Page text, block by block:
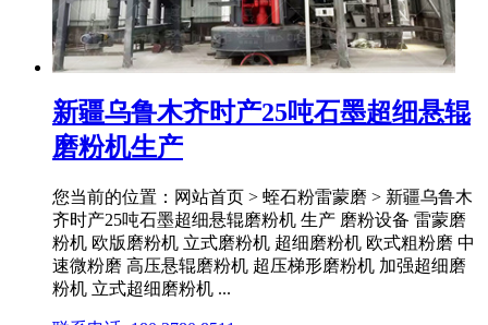
新疆乌鲁木齐时产25吨石墨超细悬辊
磨粉机生产
您当前的位置：网站首页 > 蛭石粉雷蒙磨 > 新疆乌鲁木
齐时产25吨石墨超细悬辊磨粉机 生产 磨粉设备 雷蒙磨
粉机 欧版磨粉机 立式磨粉机 超细磨粉机 欧式粗粉磨 中
速微粉磨 高压悬辊磨粉机 超压梯形磨粉机 加强超细磨
粉机 立式超细磨粉机 ...